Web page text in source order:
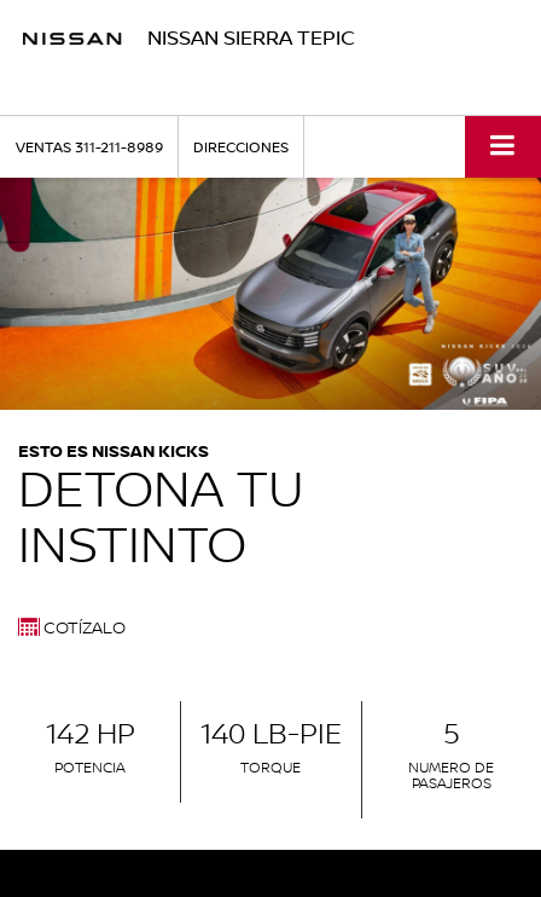
NISSAN SIERRA TEPIC
VENTAS311-211-8989 DIRECCIONES
ESTO ES NISSAN KICKS
DETONA TU
INSTINTO
COTÍZALO
142 HP
POTENCIA
140 LB-PIE
TORQUE
5
NUMERO DE
PASAJEROS